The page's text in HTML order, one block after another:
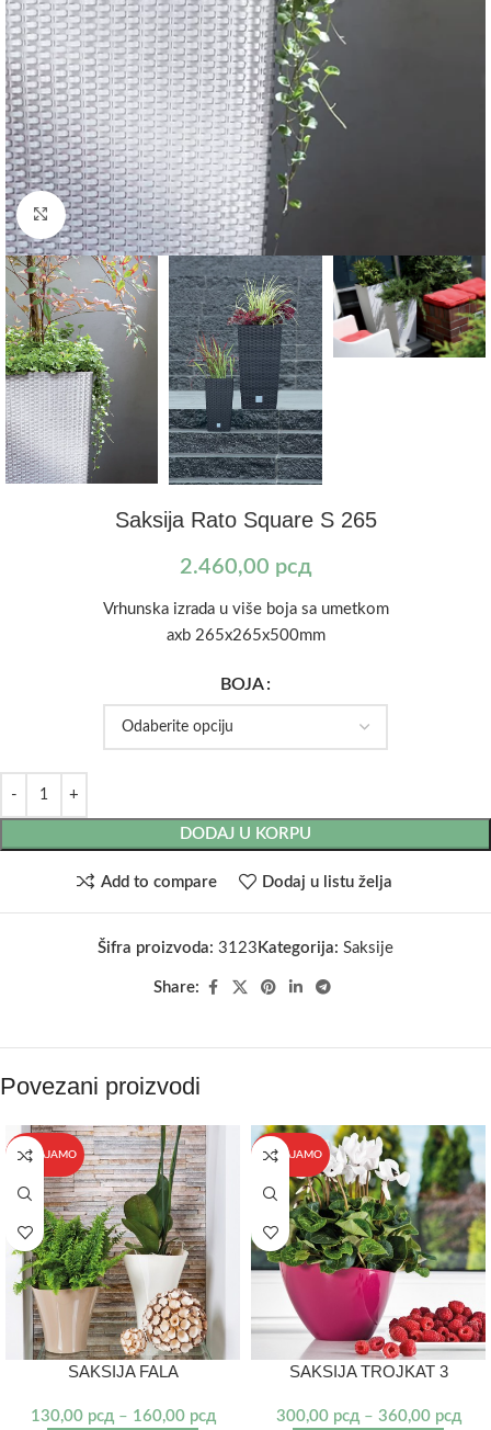
Kliknite za uvećanje
Saksija Rato Square S 265
2.460,00 рсд
Vrhunska izrada u više boja sa umetkom
axb 265x265x500mm
BOJA
DODAJ U KORPU
Add to compare Dodaj u listu želja
Šifra proizvoda: 3123 Kategorija: Saksije
Share:
Povezani proizvodi
IZDVAJAMO
SAKSIJA FALA
130,00 рсд – 160,00 рсд
IZDVAJAMO
SAKSIJA TROJKAT 3
300,00 рсд – 360,00 рсд